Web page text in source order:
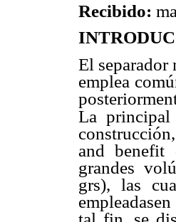
Recibido:
El separador
emplea
La principal
and benefit
grandes
grs), las